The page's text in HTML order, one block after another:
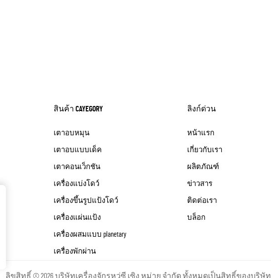
สินค้า CAYEGORY
เตาอบหมุน
เตาอบแบบเด็ค
เตาคอนเว็กชัน
เครื่องแบ่งโดว์
เครื่องขึ้นรูปแป้งโดว์
เครื่องแผ่นแป้ง
เครื่องผสมแบบ planetary
เครื่องพักผ่าน
ลิงก์ด่วน
หน้าแรก
เกี่ยวกับเรา
ผลิตภัณฑ์
ข่าวสาร
ติดต่อเรา
บล็อก
ลิขสิทธิ์ © 2026 บริษัทเครื่องจักรหวู่ซี เซิง หม่าย จำกัด ทั้งหมดเป็นสิทธิ์ของบริษัท